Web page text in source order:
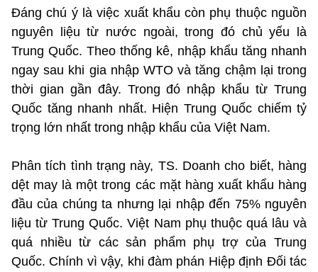
Đáng chú ý là việc xuất khẩu còn phụ thuộc nguồn
nguyên liệu từ nước ngoài, trong đó chủ yếu là
Trung Quốc. Theo thống kê, nhập khẩu tăng nhanh
ngay sau khi gia nhập WTO và tăng chậm lại trong
thời gian gần đây. Trong đó nhập khẩu từ Trung
Quốc tăng nhanh nhất. Hiện Trung Quốc chiếm tỷ
trọng lớn nhất trong nhập khẩu của Việt Nam.
Phân tích tình trạng này, TS. Doanh cho biết, hàng
dệt may là một trong các mặt hàng xuất khẩu hàng
đầu của chúng ta nhưng lại nhập đến 75% nguyên
liệu từ Trung Quốc. Việt Nam phụ thuộc quá lâu và
quá nhiều từ các sản phẩm phụ trợ của Trung
Quốc. Chính vì vậy, khi đàm phán Hiệp định Đối tác